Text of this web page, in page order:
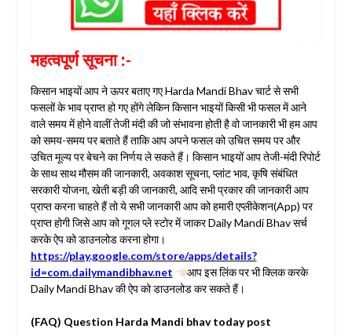
महत्वपूर्ण सूचना :-
किसान भाइयों आप ने ऊपर बताए गए Harda Mandi Bhav चार्ट से सभी
फसलों के भाव प्राप्त हो गए होंगे लेकिन किसान भाइयों किसी भी फसल में आने
वाले समय में होने वालीं तेजी मंदी की जो संभावना होती है वो जानकारी भी हम आप
को समय-समय पर बताते हैं ताकि आप अपने फसल को उचित समय पर और
उचित मूल्य पर बेचने का निर्णय ले सकते हैं। किसान भाइयों आप तेजी-मंदी रिपोर्ट
के साथ साथ मौसम की जानकारी, अवकाश सूचना, प्लांट भाव, कृषि संबंधित
सरकारी योजना, खेती बड़ी की जानकारी, आदि सभी प्रकार की जानकारी आप
प्राप्त करना चाहते हैं तो ये सभी जानकारी आप को हमारी एप्लीकेशन(App) पर
प्राप्त होगी जिसे आप को गूगल प्ले स्टोर में जाकर Daily Mandi Bhav सर्च
करके ऐप को डाउनलोड करना होगा।
https://play.google.com/store/apps/details?
id=com.dailymandibhav.net
आप इस लिंक पर भी क्लिक करके
Daily Mandi Bhav की ऐप को डाउनलोड कर सकते हैं।
(FAQ) Question Harda Mandi bhav today post